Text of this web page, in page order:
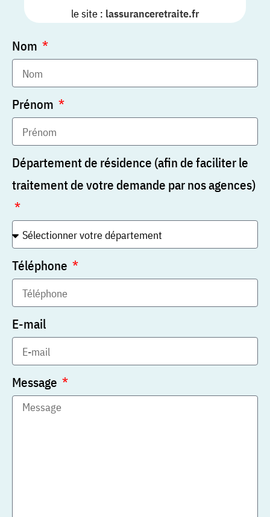
le site : lassuranceretraite.fr
Nom
Prénom
Département de résidence (afin de faciliter le
traitement de votre demande par nos agences)
Téléphone
E-mail
Message